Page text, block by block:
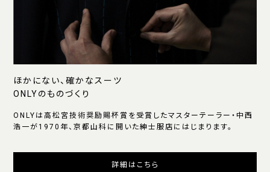
ほかにない、確かなスーツ
ONLYのものづくり
ONLYは高松宮技術奨励賜杯賞を受賞したマスターテーラー・中西
浩一が1970年、京都山科に開いた紳士服店にはじまります。
詳細はこちら